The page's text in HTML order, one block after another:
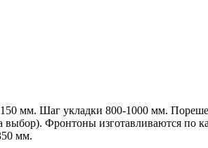
мм. Шаг укладки 800-1000 мм.
выбор). Фронтоны изготавливаются
мм.